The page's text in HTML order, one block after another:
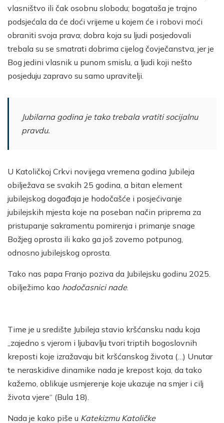
vlasništvo ili čak osobnu slobodu; bogataša je trajno
podsjećala da će doći vrijeme u kojem će i robovi moći
obraniti svoja prava; dobra koja su ljudi posjedovali
trebala su se smatrati dobrima cijelog čovječanstva, jer je
Bog jedini vlasnik u punom smislu, a ljudi koji nešto
posjeduju zapravo su samo upravitelji.
Jubilarna godina je tako trebala vratiti socijalnu
pravdu.
U Katoličkoj Crkvi novijega vremena godina Jubileja
obilježava se svakih 25 godina, a bitan element
jubilejskog događaja je hodočašće i posjećivanje
jubilejskih mjesta koje na poseban način priprema za
pristupanje sakramentu pomirenja i primanje snage
Božjeg oprosta ili kako ga još zovemo potpunog,
odnosno jubilejskog oprosta.
Tako nas papa Franjo poziva da Jubilejsku godinu 2025.
obilježimo kao hodočasnici nade.
Time je u središte Jubileja stavio kršćansku nadu koja
„zajedno s vjerom i ljubavlju tvori triptih bogoslovnih
kreposti koje izražavaju bit kršćanskog života (…) Unutar
te neraskidive dinamike nada je krepost koja, da tako
kažemo, oblikuje usmjerenje koje ukazuje na smjer i cilj
života vjere“ (Bula 18).
Nada je kako piše u Katekizmu Katoličke